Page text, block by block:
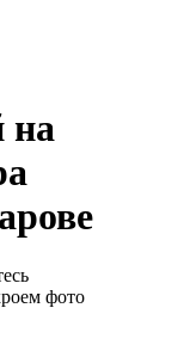
на
фото